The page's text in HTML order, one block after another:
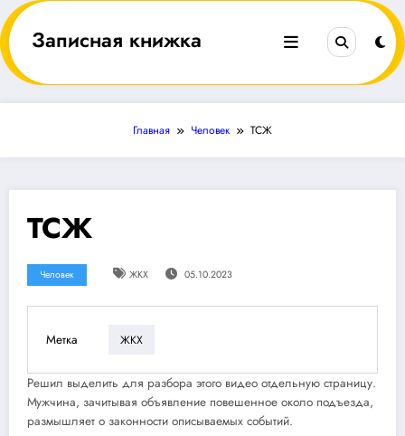
Перейти
к
содержимомуЗаписная книжка
Главная Человек ТСЖ
ТСЖ
Человек ЖКХ 05.10.2023
Метка ЖКХ
Решил выделить для разбора этого видео отдельную страницу.
Мужчина, зачитывая объявление повешенное около подъезда,
размышляет о законности описываемых событий.